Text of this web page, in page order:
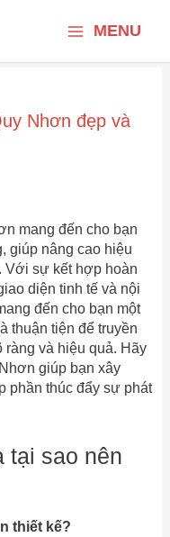
Menu
MENU
Nhơn đẹp và
mang đến cho bạn
giúp nâng cao hiệu
Với sự kết hợp hoàn
diện tinh tế và nội
đến cho bạn một
thuận tiện để truyền
ràng và hiệu quả. Hãy
giúp bạn xây
phần thúc đẩy sự phát
tại sao nên
thiết kế?